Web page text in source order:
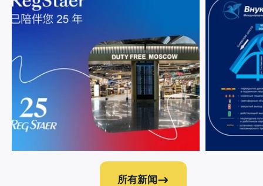
12 九月 2023
今年，我们的合作伙伴 RegStaer 集团公司庆
18 七月 2023
关于伏努科
所有新闻